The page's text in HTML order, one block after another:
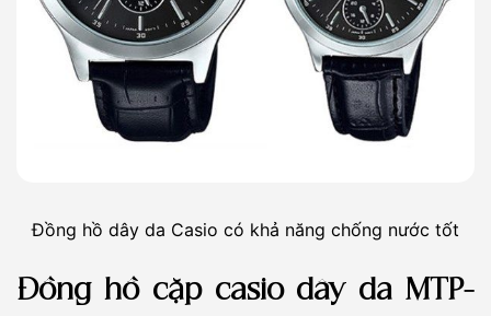
Đồng hồ dây da Casio có khả năng chống nước tốt
Đồng hồ cặp casio dây da MTP-